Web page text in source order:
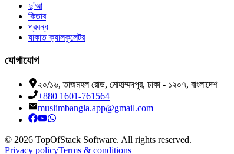
দু'আ
কিতাব
প্রবন্ধ
যাকাত ক্যালকুলেটর
যোগাযোগ
২০/১৬, তাজমহল রোড, মোহাম্মদপুর, ঢাকা - ১২০৭, বাংলাদেশ
+880 1601-761564
muslimbangla.app@gmail.com
© 2026 TopOfStack Software. All rights reserved.
Privacy policyTerms & conditions